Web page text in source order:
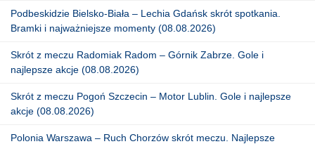
Podbeskidzie Bielsko-Biała – Lechia Gdańsk skrót spotkania.
Bramki i najważniejsze momenty (08.08.2026)
Skrót z meczu Radomiak Radom – Górnik Zabrze. Gole i
najlepsze akcje (08.08.2026)
Skrót z meczu Pogoń Szczecin – Motor Lublin. Gole i najlepsze
akcje (08.08.2026)
Polonia Warszawa – Ruch Chorzów skrót meczu. Najlepsze